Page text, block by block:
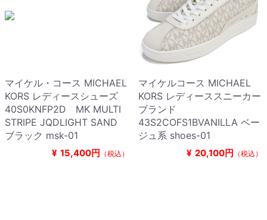
マイケル・コース MICHAEL
KORS レディースシューズ
40S0KNFP2D MK MULTI
STRIPE JQDLIGHT SAND
ブラック msk-01
¥ 15,400円 （税込）
マイケルコース MICHAEL
KORS レディーススニーカー
ブランド
43S2COFS1BVANILLA ベー
ジュ系 shoes-01
¥ 20,100円 （税込）